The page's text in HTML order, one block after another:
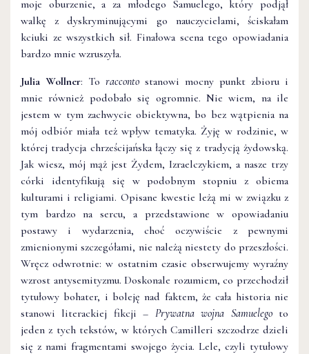
moje oburzenie, a za młodego Samuelego, który podjął
walkę z dyskryminującymi go nauczycielami, ściskałam
kciuki ze wszystkich sił. Finałowa scena tego opowiadania
bardzo mnie wzruszyła.
Julia Wollner: To racconto stanowi mocny punkt zbioru i
mnie również podobało się ogromnie. Nie wiem, na ile
jestem w tym zachwycie obiektywna, bo bez wątpienia na
mój odbiór miała też wpływ tematyka. Żyję w rodzinie, w
której tradycja chrześcijańska łączy się z tradycją żydowską.
Jak wiesz, mój mąż jest Żydem, Izraelczykiem, a nasze trzy
córki identyfikują się w podobnym stopniu z obiema
kulturami i religiami. Opisane kwestie leżą mi w związku z
tym bardzo na sercu, a przedstawione w opowiadaniu
postawy i wydarzenia, choć oczywiście z pewnymi
zmienionymi szczegółami, nie należą niestety do przeszłości.
Wręcz odwrotnie: w ostatnim czasie obserwujemy wyraźny
wzrost antysemityzmu. Doskonale rozumiem, co przechodził
tytułowy bohater, i boleję nad faktem, że cała historia nie
stanowi literackiej fikcji – Prywatna wojna Samuelegoto
jeden z tych tekstów, w których Camilleri szczodrze dzieli
się z nami fragmentami swojego życia. Lele, czyli tytułowy